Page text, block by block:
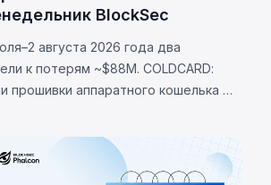
BlockSec
августа 2026 года два
к потерям ~$88M. COLDCARD:
прошивки аппаратного кошелька —
1370 BTC (~$88M). LULA (BNB Chain):
позволила вызвать `recycle()`,